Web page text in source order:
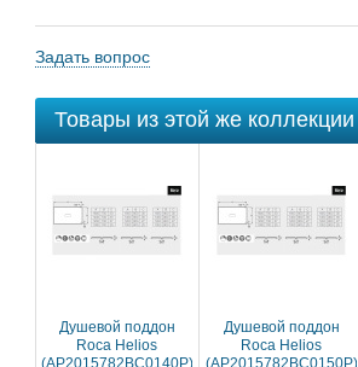
Задать вопрос
Товары из этой же коллекции
Душевой поддон
Roca Helios
(AP2015782BC0140P)
Душевой поддон
Roca Helios
(AP2015782BC0150P)